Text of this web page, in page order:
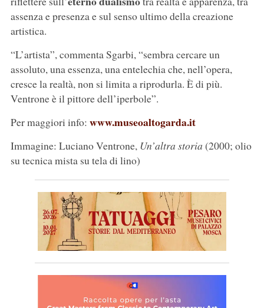
assenza e presenza e sul senso ultimo della creazione
artistica.
“L’artista”, commenta Sgarbi, “sembra cercare un
assoluto, una essenza, una entelechia che, nell’opera,
cresce la realtà, non si limita a riprodurla. È di più.
Ventrone è il pittore dell’iperbole”.
Per maggiori info: www.museoaltogarda.it
Immagine: Luciano Ventrone, Un’altra storia (2000; olio
su tecnica mista su tela di lino)